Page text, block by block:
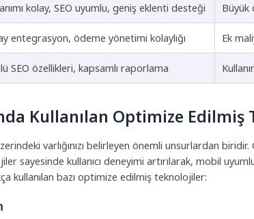
kolay, SEO uyumlu, geniş eklenti desteği Büyük
entegrasyon, ödeme yönetimi kolaylığı Ek
SEO özellikleri, kapsamlı raporlama
Kullanılan Optimize
varlığınızı belirleyen önemli unsurlardan biridir.
sayesinde kullanıcı deneyimi artırılarak, mobil
kullanılan bazı optimize edilmiş teknolojiler: